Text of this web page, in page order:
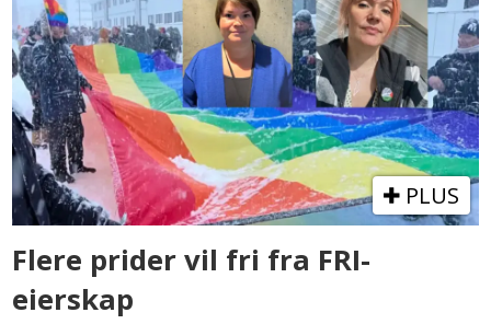
PLUS
Flere prider vil fri fra FRI-
eierskap